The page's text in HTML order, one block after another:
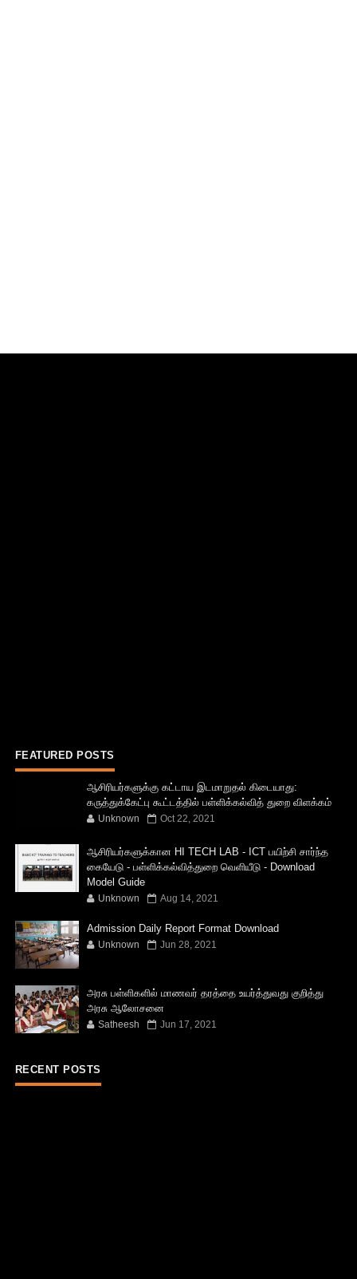
FEATURED POSTS
ஆசிரியர்களுக்கு கட்டாய இடமாறுதல் கிடையாது:
கருத்துக்கேட்பு கூட்டத்தில் பள்ளிக்கல்வித் துறை விளக்கம்
Unknown Oct 22, 2021
ஆசிரியர்களுக்கான HI TECH LAB - ICT பயிற்சி சார்ந்த
கையேடு - பள்ளிக்கல்வித்துறை வெளியீடு - Download
Model Guide
Unknown Aug 14, 2021
Admission Daily Report Format Download
Unknown Jun 28, 2021
அரசு பள்ளிகளில் மாணவர் தரத்தை உயர்த்துவது குறித்து
அரசு ஆலோசனை
Satheesh Jun 17, 2021
RECENT POSTS